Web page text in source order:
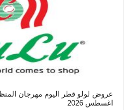
اغسطس 2026